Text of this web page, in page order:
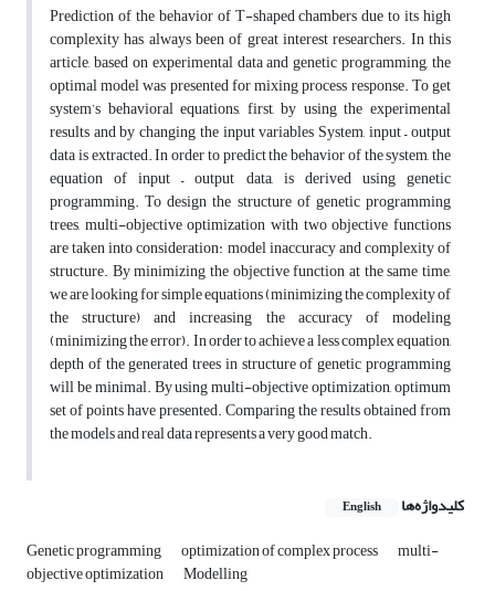
Prediction of the behavior of T-shaped chambers due to its high
complexity has always been of great interest researchers. In this
article, based on experimental data and genetic programming, the
optimal model was presented for mixing process response. To get
system’s behavioral equations, first, by using the experimental
results and by changing the input variables System, input – output
data is extracted. In order to predict the behavior of the system, the
equation of input – output data, is derived using genetic
programming. To design the structure of genetic programming
trees, multi-objective optimization with two objective functions
are taken into consideration: model inaccuracy and complexity of
structure. By minimizing the objective function at the same time,
we are looking for simple equations (minimizing the complexity of
the structure) and increasing the accuracy of modeling
(minimizing the error). In order to achieve a less complex equation,
depth of the generated trees in structure of genetic programming
will be minimal. By using multi-objective optimization, optimum
set of points have presented. Comparing the results obtained from
the models and real data represents a very good match.
کلیدواژه‌ها English
Genetic programming optimization of complex process multi-
objective optimization Modelling